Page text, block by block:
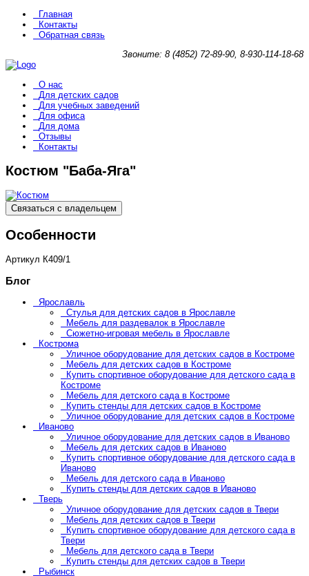
Главная
Контакты
Обратная связь
Звоните: 8 (4852) 72-89-90, 8-930-114-18-68
О нас
Для детских садов
Для учебных заведений
Для офиса
Для дома
Отзывы
Контакты
Костюм "Баба-Яга"
Связаться с владельцем
Особенности
Артикул К409/1
Блог
Ярославль
Стулья для детских садов в Ярославле
Мебель для раздевалок в Ярославле
Сюжетно-игровая мебель в Ярославле
Кострома
Уличное оборудование для детских садов в Костроме
Мебель для детских садов в Костроме
Купить спортивное оборудование для детского сада в
Костроме
Мебель для детского сада в Костроме
Купить стенды для детских садов в Костроме
Уличное оборудование для детских садов в Костроме
Иваново
Уличное оборудование для детских садов в Иваново
Мебель для детских садов в Иваново
Купить спортивное оборудование для детского сада в
Иваново
Мебель для детского сада в Иваново
Купить стенды для детских садов в Иваново
Тверь
Уличное оборудование для детских садов в Твери
Мебель для детских садов в Твери
Купить спортивное оборудование для детского сада в
Твери
Мебель для детского сада в Твери
Купить стенды для детских садов в Твери
Рыбинск